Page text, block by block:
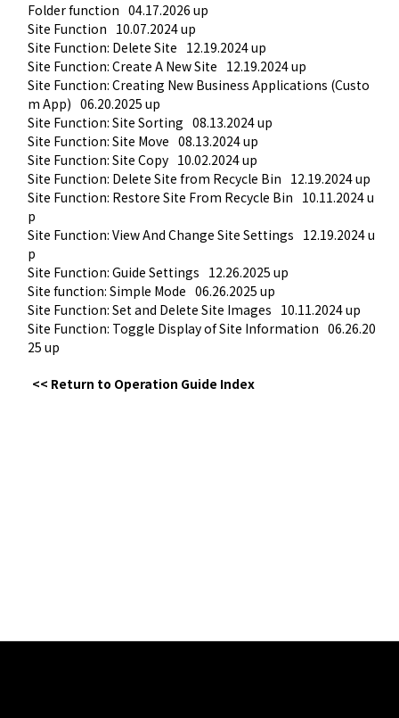
Folder function 04.17.2026 up
Site Function 10.07.2024 up
Site Function: Delete Site 12.19.2024 up
Site Function: Create A New Site 12.19.2024 up
Site Function: Creating New Business Applications (Custo
m App) 06.20.2025 up
Site Function: Site Sorting 08.13.2024 up
Site Function: Site Move 08.13.2024 up
Site Function: Site Copy 10.02.2024 up
Site Function: Delete Site from Recycle Bin 12.19.2024 up
Site Function: Restore Site From Recycle Bin 10.11.2024 u
p
Site Function: View And Change Site Settings 12.19.2024 u
p
Site Function: Guide Settings 12.26.2025 up
Site function: Simple Mode 06.26.2025 up
Site Function: Set and Delete Site Images 10.11.2024 up
Site Function: Toggle Display of Site Information 06.26.20
25 up
<< Return to Operation Guide Index